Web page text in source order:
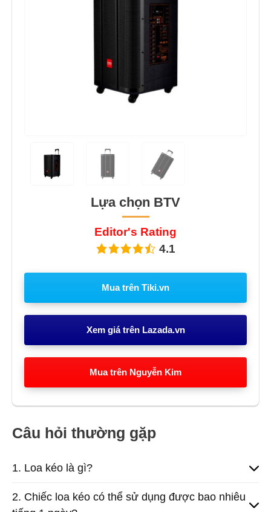
Lựa chọn BTV
Editor's Rating
4.1
Mua trên Tiki.vn
Xem giá trên Lazada.vn
Mua trên Nguyễn Kim
Câu hỏi thường gặp
1. Loa kéo là gì?
2. Chiếc loa kéo có thể sử dụng được bao nhiêu